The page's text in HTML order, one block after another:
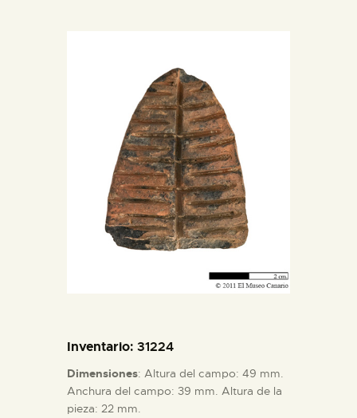
DIDÁCTICA
ESPAÑOL
PREPARAR LA VISITA
ACTIVIDADES
DIDÁCTICA
Inventario: 31224
Dimensiones: Altura del campo: 49 mm.
Anchura del campo: 39 mm. Altura de la
pieza: 22 mm.